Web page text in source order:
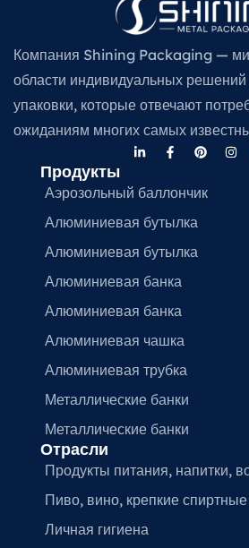
Компания Shining Packaging —
области индивидуальных решений
упаковки, которые отвечают
ожиданиям многих самых
Продукты
Аэрозольный баллончик
Алюминиевая бутылка
Алюминиевая бутылка
Алюминиевая банка
Алюминиевая банка
Алюминиевая чашка
Алюминиевая трубка
Металлические банки
Металлические банки
Отрасли
Продукты питания, напитки,
Пиво, вино, крепкие спиртные
Личная гигиена